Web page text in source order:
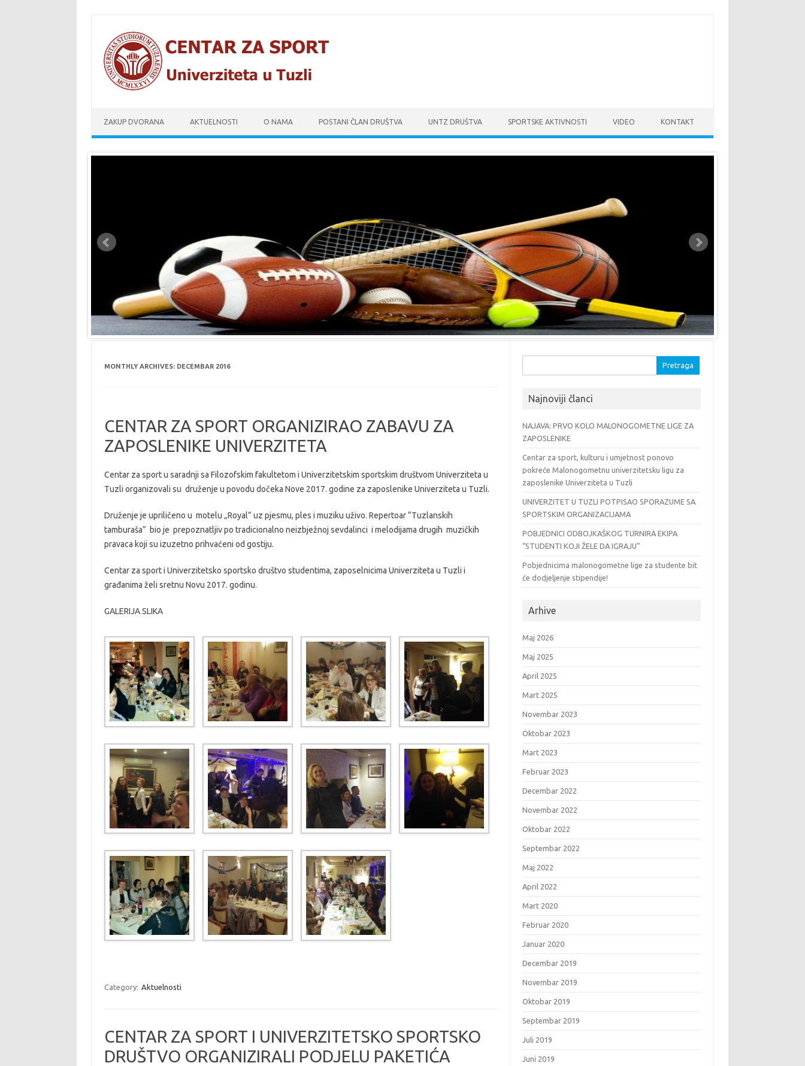
ZAKUP DVORANA AKTUELNOSTI O NAMA POSTANI ČLAN DRUŠTVA UNTZ DRUŠTVA SPORTSKE AKTIVNOSTI VIDEO KONTAKT
MONTHLY ARCHIVES: DECEMBAR 2016
CENTAR ZA SPORT ORGANIZIRAO ZABAVU ZA
ZAPOSLENIKE UNIVERZITETA
Centar za sport u saradnji sa Filozofskim fakultetom i Univerzitetskim sportskim društvom Univerziteta u
Tuzli organizovali su druženje u povodu dočeka Nove 2017. godine za zaposlenike Univerziteta u Tuzli.
Druženje je upriličeno u motelu „Royal” uz pjesmu, ples i muziku uživo. Repertoar “Tuzlanskih
tamburaša” bio je prepoznatljiv po tradicionalno neizbježnoj sevdalinci i melodijama drugih muzičkih
pravaca koji su izuzetno prihvaćeni od gostiju.
Centar za sport i Univerzitetsko sportsko društvo studentima, zaposelnicima Univerziteta u Tuzli i
građanima želi sretnu Novu 2017. godinu.
GALERIJA SLIKA
Category: Aktuelnosti
CENTAR ZA SPORT I UNIVERZITETSKO SPORTSKO
DRUŠTVO ORGANIZIRALI PODJELU PAKETIĆA
Najnoviji članci
NAJAVA: PRVO KOLO MALONOGOMETNE LIGE ZA
ZAPOSLENIKE
Centar za sport, kulturu i umjetnost ponovo
pokreće Malonogometnu univerzitetsku ligu za
zaposlenike Univerziteta u Tuzli
UNIVERZITET U TUZLI POTPISAO SPORAZUME SA
SPORTSKIM ORGANIZACIJAMA
POBJEDNICI ODBOJKAŠKOG TURNIRA EKIPA
“STUDENTI KOJI ŽELE DA IGRAJU”
Pobjednicima malonogometne lige za studente bit
će dodjeljenje stipendije!
Arhive
Maj 2026
Maj 2025
April 2025
Mart 2025
Novembar 2023
Oktobar 2023
Mart 2023
Februar 2023
Decembar 2022
Novembar 2022
Oktobar 2022
Septembar 2022
Maj 2022
April 2022
Mart 2020
Februar 2020
Januar 2020
Decembar 2019
Novembar 2019
Oktobar 2019
Septembar 2019
Juli 2019
Juni 2019